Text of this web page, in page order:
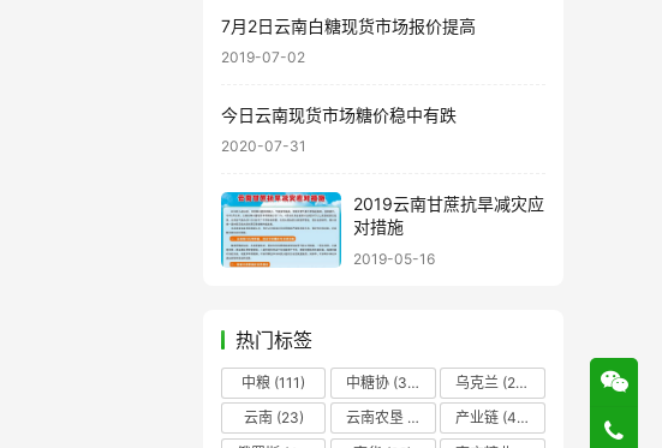
7月2日云南白糖现货市场报价提高
2019-07-02
今日云南现货市场糖价稳中有跌
2020-07-31
2019云南甘蔗抗旱减灾应
对措施
2019-05-16
热门标签
中粮 (111) 中糖协 (37) 乌克兰 (20)
云南(23) 云南农垦 产业链 (42)